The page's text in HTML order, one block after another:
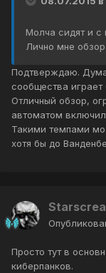
Молча сидят и с
Лично мне обзор
Подтверждаю.
сообщества
Отличный обзор,
автоматом
Такими темпами
хотя бы до
Просто тут в
киберпанков.